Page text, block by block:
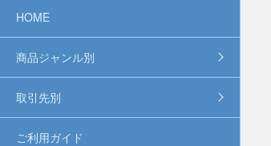
HOME
商品ジャンル別
取引先別
ご利用ガイド